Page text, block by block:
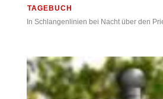
TAGEBUCH
In Schlangenlinien bei Nacht über den